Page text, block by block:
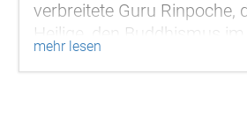
verbreitete Guru Rinpoche,
Heilige, den Buddhismus im
Jahrhundert im ganzen
Stein...
mehr lesen